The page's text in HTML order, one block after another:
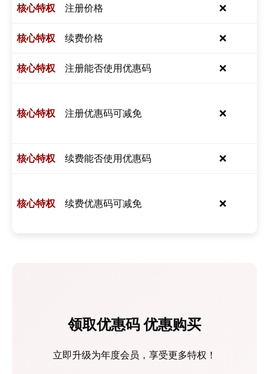
注册价格 ❌
续费价格 ❌
注册能否使用优惠码 ❌
注册优惠码可减免 ❌
续费能否使用优惠码 ❌
续费优惠码可减免 ❌
领取优惠码 优惠购买
立即升级为年度会员，享受更多特权！